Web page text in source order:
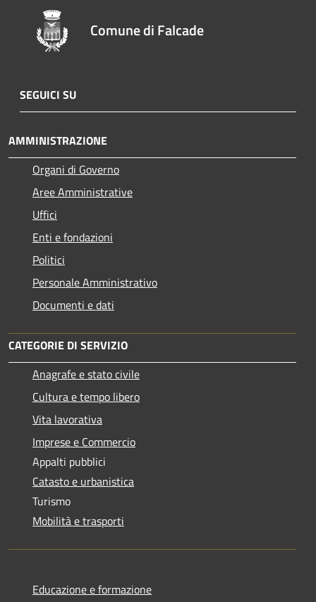
Comune di Falcade
SEGUICI SU
AMMINISTRAZIONE
Organi di Governo
Aree Amministrative
Uffici
Enti e fondazioni
Politici
Personale Amministrativo
Documenti e dati
CATEGORIE DI SERVIZIO
Anagrafe e stato civile
Cultura e tempo libero
Vita lavorativa
Imprese e Commercio
Appalti pubblici
Catasto e urbanistica
Turismo
Mobilità e trasporti
Educazione e formazione